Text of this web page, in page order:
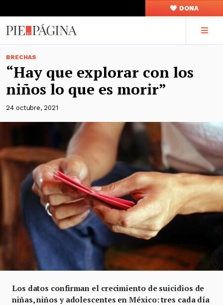
DONA
BRECHAS
“Hay que explorar con los
niños lo que es morir”
24 octubre, 2021
Los datos confirman el crecimiento de suicidios de
niñas, niños y adolescentes en México: tres cada día